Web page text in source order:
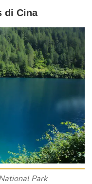
di Cina
Park